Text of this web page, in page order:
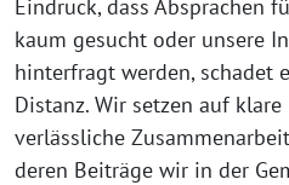
Eindruck, dass Absprachen
kaum gesucht oder unsere
hinterfragt werden, schadet
Distanz. Wir setzen auf
verlässliche
deren Beiträge wir in der